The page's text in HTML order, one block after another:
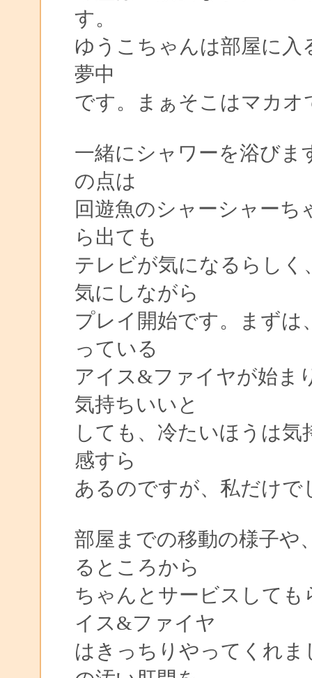
す。
ゆうこちゃんは部屋に
夢中
です。まぁそこはマカ
一緒にシャワーを浴びま
の点は
回遊魚のシャーシャー
ら出ても
テレビが気になるらし
気にしながら
プレイ開始です。まず
っている
アイス&ファイヤが始ま
気持ちいいと
しても、冷たいほうは
感すら
あるのですが、私だけで
部屋までの移動の様子や
るところから
ちゃんとサービスして
イス&ファイヤ
はきっちりやってくれ